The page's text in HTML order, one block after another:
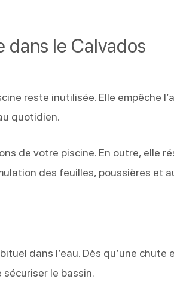
le Calvados
reste inutilisée. Elle empêche
quotidien.
de votre piscine. En outre, elle
des feuilles, poussières et
dans l’eau. Dès qu’une chute
le bassin.